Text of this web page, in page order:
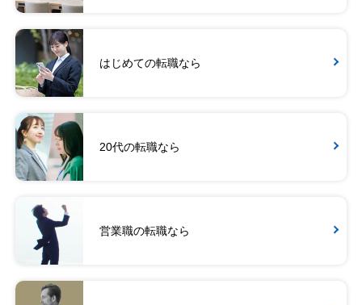
はじめての転職なら
20代の転職なら
営業職の転職なら